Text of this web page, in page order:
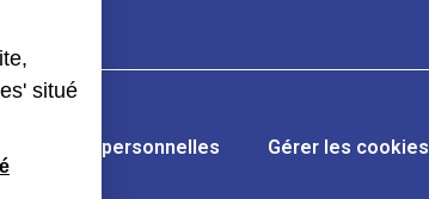
Données personnelles Gérer les cookies
situé